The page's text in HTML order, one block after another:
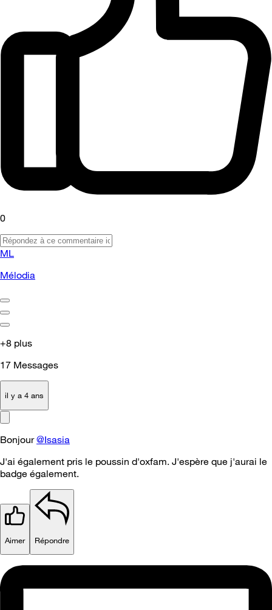
0
ML
Mélodia
+8 plus
17 Messages
il y a 4 ans
Bonjour@Isasia
J'ai également pris le poussin d'oxfam. J'espère que j'aurai le
badge également.
Aimer Répondre